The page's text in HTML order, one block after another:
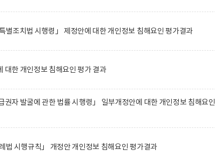
별조치법 시행령」 제정안에 대한 개인정보 침해요인 평가결과
대한 개인정보 침해요인 평가 결과
권자 발굴에 관한 법률 시행령」 일부개정안에 대한 개인정보 침해요인
법 시행규칙」 개정안 개인정보 침해요인 평가결과